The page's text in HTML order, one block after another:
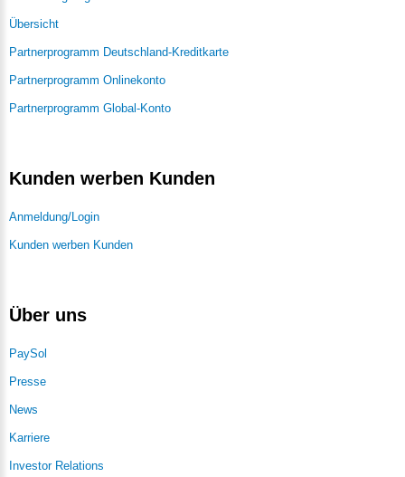
Übersicht
Partnerprogramm Deutschland-Kreditkarte
Partnerprogramm Onlinekonto
Partnerprogramm Global-Konto
Kunden werben Kunden
Anmeldung/Login
Kunden werben Kunden
Über uns
PaySol
Presse
News
Karriere
Investor Relations